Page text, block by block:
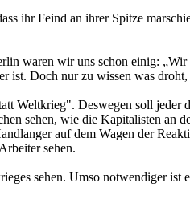
ihr Feind an ihrer Spitze
waren wir uns schon einig:
ist. Doch nur zu wissen was
Weltkrieg". Deswegen soll jeder
sehen, wie die Kapitalisten an
auf dem Wagen der
sehen.
sehen. Umso notwendiger